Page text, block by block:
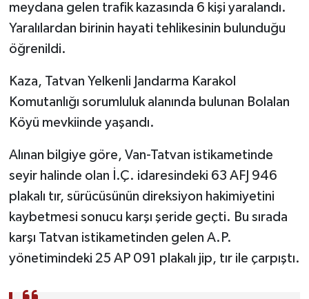
meydana gelen trafik kazasında 6 kişi yaralandı.
Yaralılardan birinin hayati tehlikesinin bulunduğu
öğrenildi.
Kaza, Tatvan Yelkenli Jandarma Karakol
Komutanlığı sorumluluk alanında bulunan Bolalan
Köyü mevkiinde yaşandı.
Alınan bilgiye göre, Van-Tatvan istikametinde
seyir halinde olan İ.Ç. idaresindeki 63 AFJ 946
plakalı tır, sürücüsünün direksiyon hakimiyetini
kaybetmesi sonucu karşı şeride geçti. Bu sırada
karşı Tatvan istikametinden gelen A.P.
yönetimindeki 25 AP 091 plakalı jip, tır ile çarpıştı.